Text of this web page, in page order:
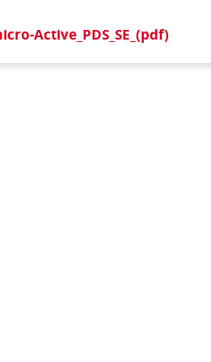
Active_PDS_SE_(pdf)